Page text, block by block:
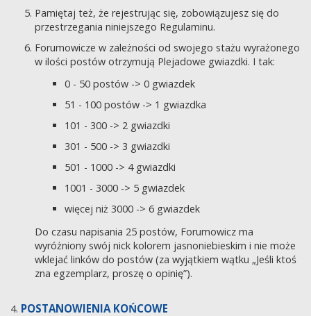
Pamiętaj też, że rejestrując się, zobowiązujesz się do
przestrzegania niniejszego Regulaminu.
Forumowicze w zależności od swojego stażu wyrażonego
w ilości postów otrzymują Plejadowe gwiazdki. I tak:
0 - 50 postów -> 0 gwiazdek
51 - 100 postów -> 1 gwiazdka
101 - 300 -> 2 gwiazdki
301 - 500 -> 3 gwiazdki
501 - 1000 -> 4 gwiazdki
1001 - 3000 -> 5 gwiazdek
więcej niż 3000 -> 6 gwiazdek
Do czasu napisania 25 postów, Forumowicz ma
wyróżniony swój nick kolorem jasnoniebieskim i nie może
wklejać linków do postów (za wyjątkiem wątku „Jeśli ktoś
zna egzemplarz, proszę o opinię”).
POSTANOWIENIA KOŃCOWE